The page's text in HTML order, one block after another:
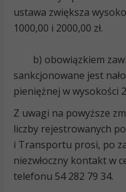
ustawa zwiększa
1000,00 i 2000,00 zł.
b) obowiązkiem
sankcjonowane jest
pieniężnej w wysokości
Z uwagi na powyższe
liczby rejestrowanych
i Transportu prosi, po
niezwłoczny kontakt w
telefonu 54 282 79 34.